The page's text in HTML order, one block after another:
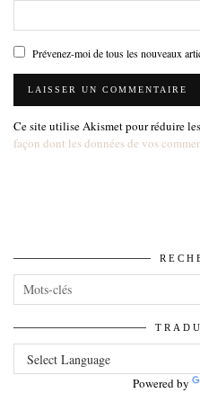
Prévenez-moi de tous les nouveaux
Ce site utilise Akismet pour réduire
façon dont les données de vos
Powered by